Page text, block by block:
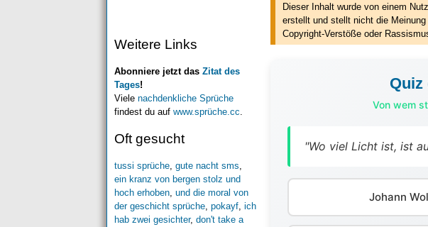
Weitere Links
Abonniere jetzt das Zitat des
Tages!
Viele nachdenkliche Sprüche
findest du auf www.sprüche.cc
Oft gesucht
tussi sprüche, gute nacht sms,
ein kranz von bergen stolz und
hoch erhoben, und die moral von
der geschicht sprüche, pokayf, ich
hab zwei gesichter, don't take a
Dieser Inhalt wurde von einem
erstelltund stellt nicht die Meinung
Copyright-Verstöße oder
Quiz
Von wem
"Wo viel Licht ist, ist
Johann